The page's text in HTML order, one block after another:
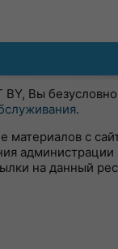
BY, Вы безусловно
.
материалов с
администрации
на данный